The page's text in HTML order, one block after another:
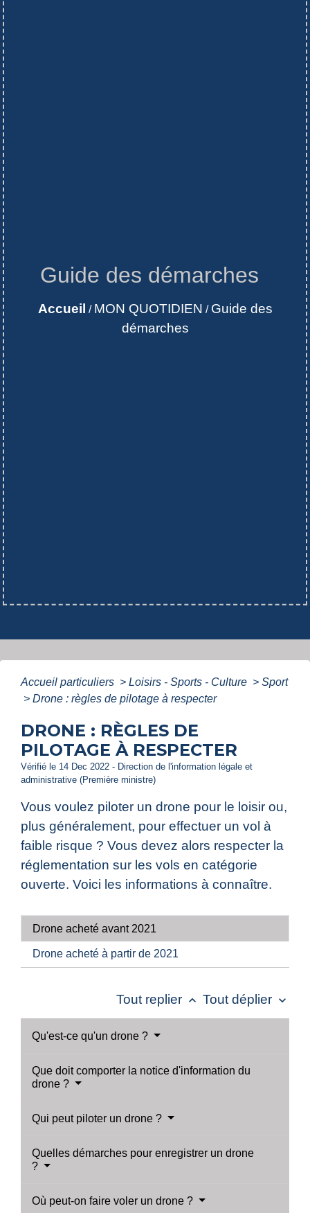
Guide des démarches
Accueil / MON QUOTIDIEN / Guide des
démarches
Accueil particuliers > Loisirs - Sports - Culture > Sport
> Drone : règles de pilotage à respecter
DRONE : RÈGLES DE
PILOTAGE À RESPECTER
Vérifié le 14 Dec 2022 - Direction de l'information légale et
administrative (Première ministre)
Vous voulez piloter un drone pour le loisir ou,
plus généralement, pour effectuer un vol à
faible risque ? Vous devez alors respecter la
réglementation sur les vols en catégorie
ouverte. Voici les informations à connaître.
Drone acheté avant 2021
Drone acheté à partir de 2021
Tout replier keyboard_arrow_up Tout déplier keyboard_arrow_down
Qu'est-ce qu'un drone ?
Que doit comporter la notice d'information du
drone ?
Qui peut piloter un drone ?
Quelles démarches pour enregistrer un drone
?
Où peut-on faire voler un drone ?